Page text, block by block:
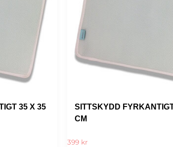
35 X 35
SITTSKYDD
CM
399 kr